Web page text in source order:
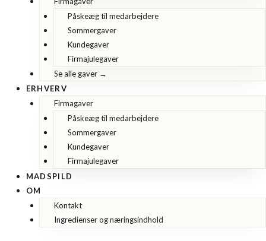
Påskeæg til medarbejdere
Sommergaver
Kundegaver
Firmajulegaver
Se alle gaver →
ERHVERV
Firmagaver
Påskeæg til medarbejdere
Sommergaver
Kundegaver
Firmajulegaver
MADSPILD
OM
Kontakt
Ingredienser og næringsindhold